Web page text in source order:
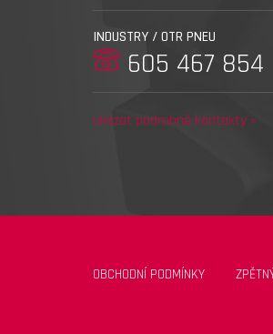
INDUSTRY / OTR PNEU
605 467 854
ukázat podrobné kontakty »
OBCHODNÍ PODMÍNKY